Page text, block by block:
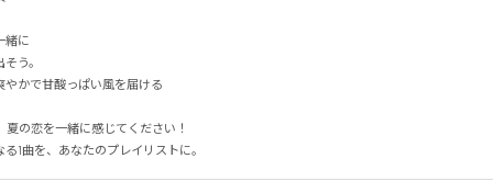
緒に
う。
やかで甘酸っぱい風を届ける
1曲を、あなたのプレイリストに。